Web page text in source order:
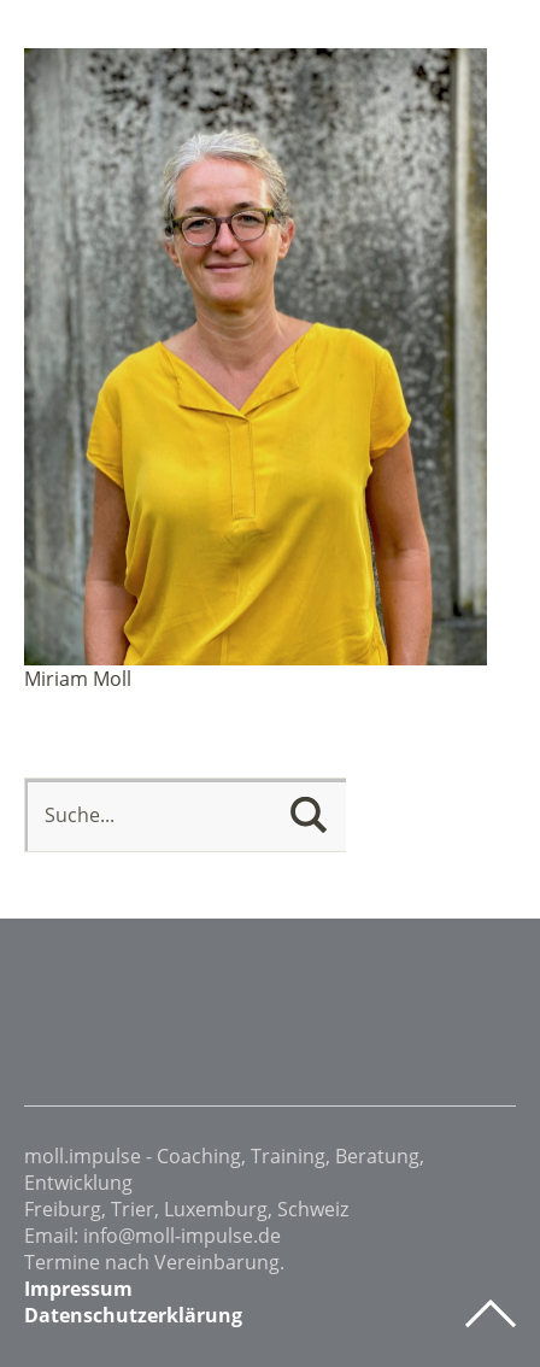
Miriam Moll
moll.impulse - Coaching, Training, Beratung,
Entwicklung
Freiburg, Trier, Luxemburg, Schweiz
Email: info@moll-impulse.de
Termine nach Vereinbarung.
Impressum
Datenschutzerklärung